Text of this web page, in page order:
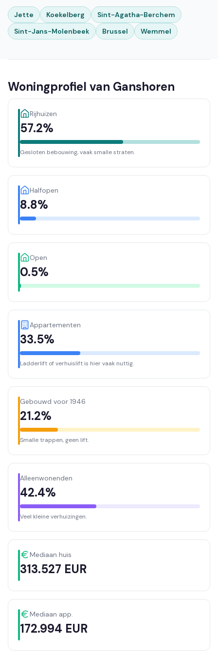
Jette Koekelberg
Sint-Agatha-Berchem
Sint-Jans-Molenbeek
Brussel Wemmel
Woningprofiel van Ganshoren
Rijhuizen
57.2%
Gesloten bebouwing, vaak smalle straten.
Halfopen
8.8%
Open
0.5%
Appartementen
33.5%
Ladderlift of verhuislift is hier vaak nuttig.
Gebouwd voor 1946
21.2%
Smalle trappen, geen lift.
Alleenwonenden
42.4%
Veel kleine verhuizingen.
Mediaan huis
313.527 EUR
Mediaan app.
172.994 EUR